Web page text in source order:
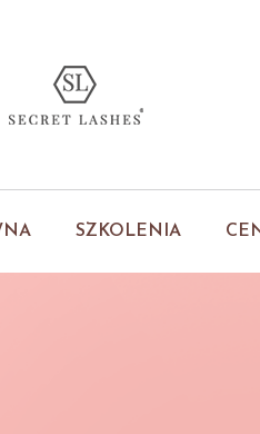
SZKOLENIA